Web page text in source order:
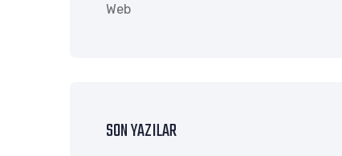
Web
SON YAZILAR